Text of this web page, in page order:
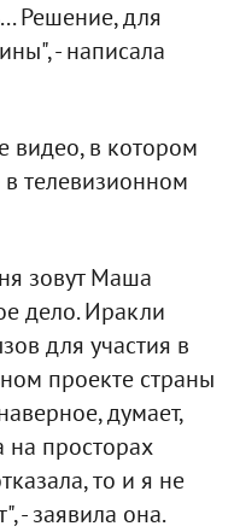
Решение, для
- написала
видео, в котором
в телевизионном
зовут Маша
дело. Иракли
для участия в
проекте страны
думает,
просторах
то и я не
- заявила она.